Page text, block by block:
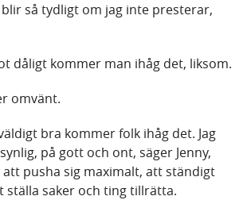
så tydligt om jag inte presterar,
dåligt kommer man ihåg det, liksom.
omvänt.
bra kommer folk ihåg det. Jag
på gott och ont, säger Jenny,
pusha sig maximalt, att ständigt
ställa saker och ting tillrätta.